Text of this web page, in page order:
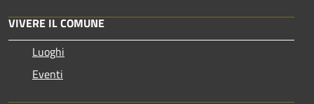
VIVERE IL COMUNE
Luoghi
Eventi